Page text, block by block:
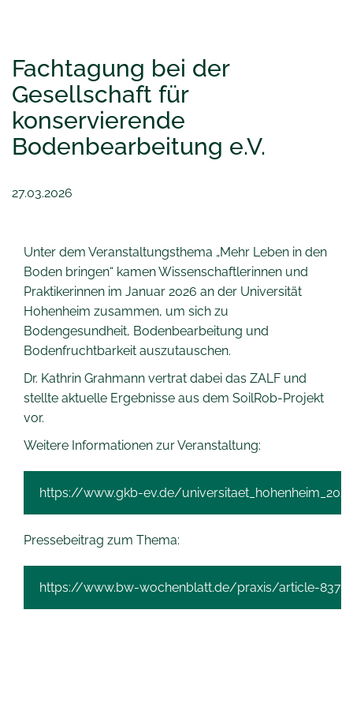
Fachtagung bei der
Gesellschaft für
konservierende
Bodenbearbeitung e.V.
27.03.2026
Unter dem Veranstaltungsthema „Mehr Leben in den
Boden bringen“ kamen Wissenschaftlerinnen und
Praktikerinnen im Januar 2026 an der Universität
Hohenheim zusammen, um sich zu
Bodengesundheit, Bodenbearbeitung und
Bodenfruchtbarkeit auszutauschen.
Dr. Kathrin Grahmann vertrat dabei das ZALF und
stellte aktuelle Ergebnisse aus dem SoilRob-Projekt
vor.
Weitere Informationen zur Veranstaltung:
https://www.gkb-ev.de/
Pressebeitrag zum Thema:
https://www.bw-wochenblatt.de/praxis/article-